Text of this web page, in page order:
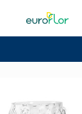
ЦВЕТЫ В ПАЧКАХ
КАТАЛОГ ВАЗЫ